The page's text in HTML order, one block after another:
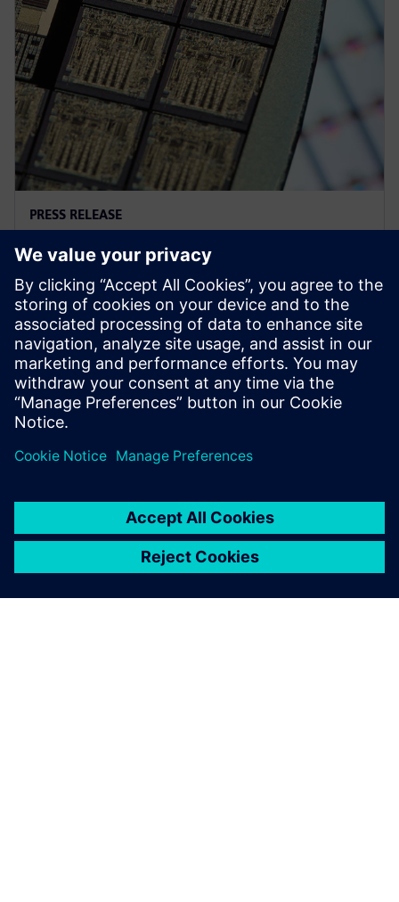
PRESS RELEASE
西门子EDA和台积电携手优化芯片
设计过程
2023年9月27日